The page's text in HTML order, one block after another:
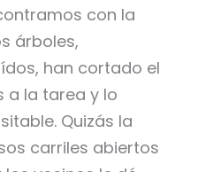
con la
árboles,
han cortado el
a la tarea y lo
Quizás la
carriles abiertos